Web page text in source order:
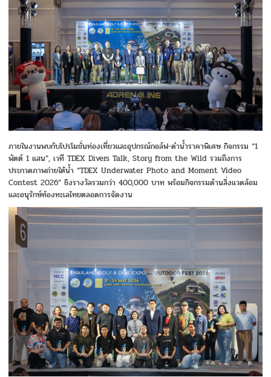
ภายในงานพบกับโปรโมชั่นท่องเที่ยวและอุปกรณ์กอล์ฟ-ดำน้ำราคาพิเศษ กิจกรรม “1
พัตต์ 1 แสน”, เวที TDEX Divers Talk, Story from the Wild รวมถึงการ
ประกวดภาพถ่ายใต้น้ำ “TDEX Underwater Photo and Moment Video
Contest 2026” ชิงรางวัลรวมกว่า 400,000 บาท พร้อมกิจกรรมด้านสิ่งแวดล้อม
และอนุรักษ์ท้องทะเลไทยตลอดการจัดงาน